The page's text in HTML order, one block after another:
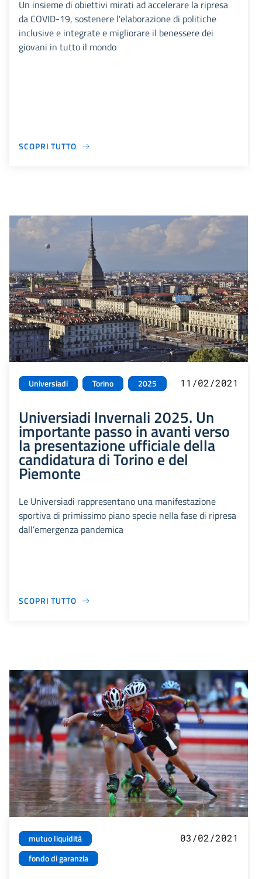
Un insieme di obiettivi mirati ad accelerare la ripresa
da COVID-19, sostenere l'elaborazione di politiche
inclusive e integrate e migliorare il benessere dei
giovani in tutto il mondo
SCOPRI TUTTO
Universiadi Torino 2025 11/02/2021
Universiadi Invernali 2025. Un
importante passo in avanti verso
la presentazione ufficiale della
candidatura di Torino e del
Piemonte
Le Universiadi rappresentano una manifestazione
sportiva di primissimo piano specie nella fase di ripresa
dall’emergenza pandemica
SCOPRI TUTTO
mutuo liquidità
fondo di garanzia
03/02/2021